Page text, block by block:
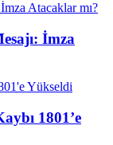
İmza
1801’e